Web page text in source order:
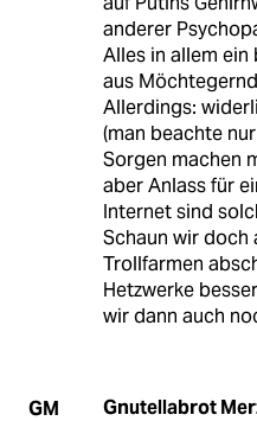
anderer
Alles in allem
aus
Allerdings:
(man beachte
Sorgen machen
aber Anlass für
Internet sind
Schaun wir doch
Trollfarmen
Hetzwerke
wir dann auch
GM Gnutellabrot